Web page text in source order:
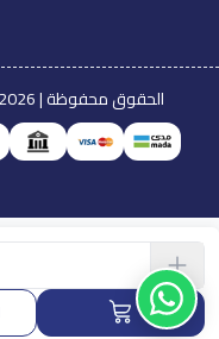
الحقوق محفوظة | 2026